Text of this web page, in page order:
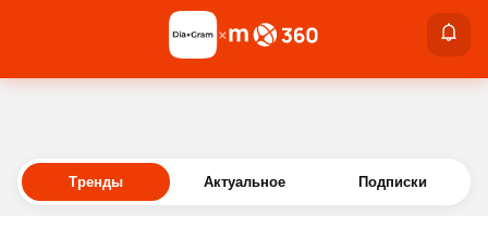
Войти
×
Тренды Актуальное Подписки